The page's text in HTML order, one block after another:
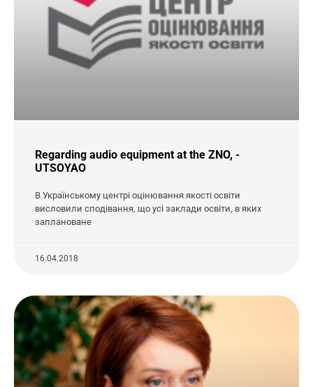
Regarding audio equipment at the ZNO, -
UTSOYAO
В Українському центрі оцінювання якості освіти
висловили сподівання, що усі заклади освіти, в яких
заплановане
16.04.2018